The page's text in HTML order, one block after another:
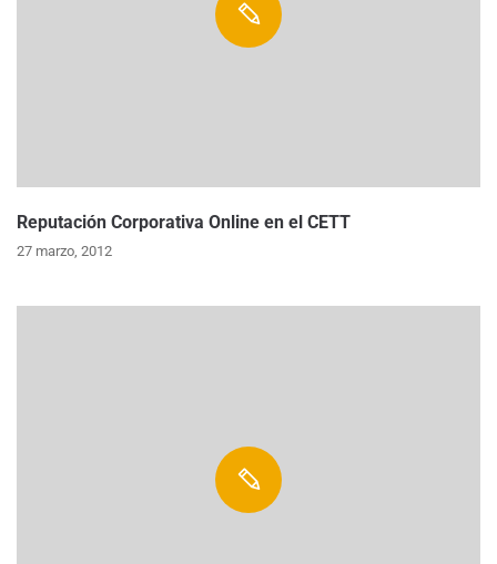
Reputación Corporativa Online en el CETT
27 marzo, 2012